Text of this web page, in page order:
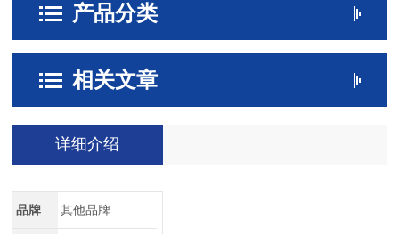
产品分类
相关文章
详细介绍
品牌 其他品牌